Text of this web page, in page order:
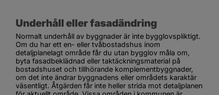
Underhåll eller fasadändring
Normalt underhåll av byggnader är inte bygglovspliktigt.
Om du har ett en- eller tvåbostadshus inom
detaljplanelagt område får du utan bygglov måla om,
byta fasadbeklädnad eller taktäckningsmaterial på
bostadshuset och tillhörande komplementbyggnader,
om det inte ändrar byggnadens eller områdets karaktär
väsentligt. Åtgärden får inte heller strida mot detaljplanen